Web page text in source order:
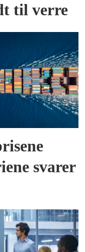
til verre
svarer